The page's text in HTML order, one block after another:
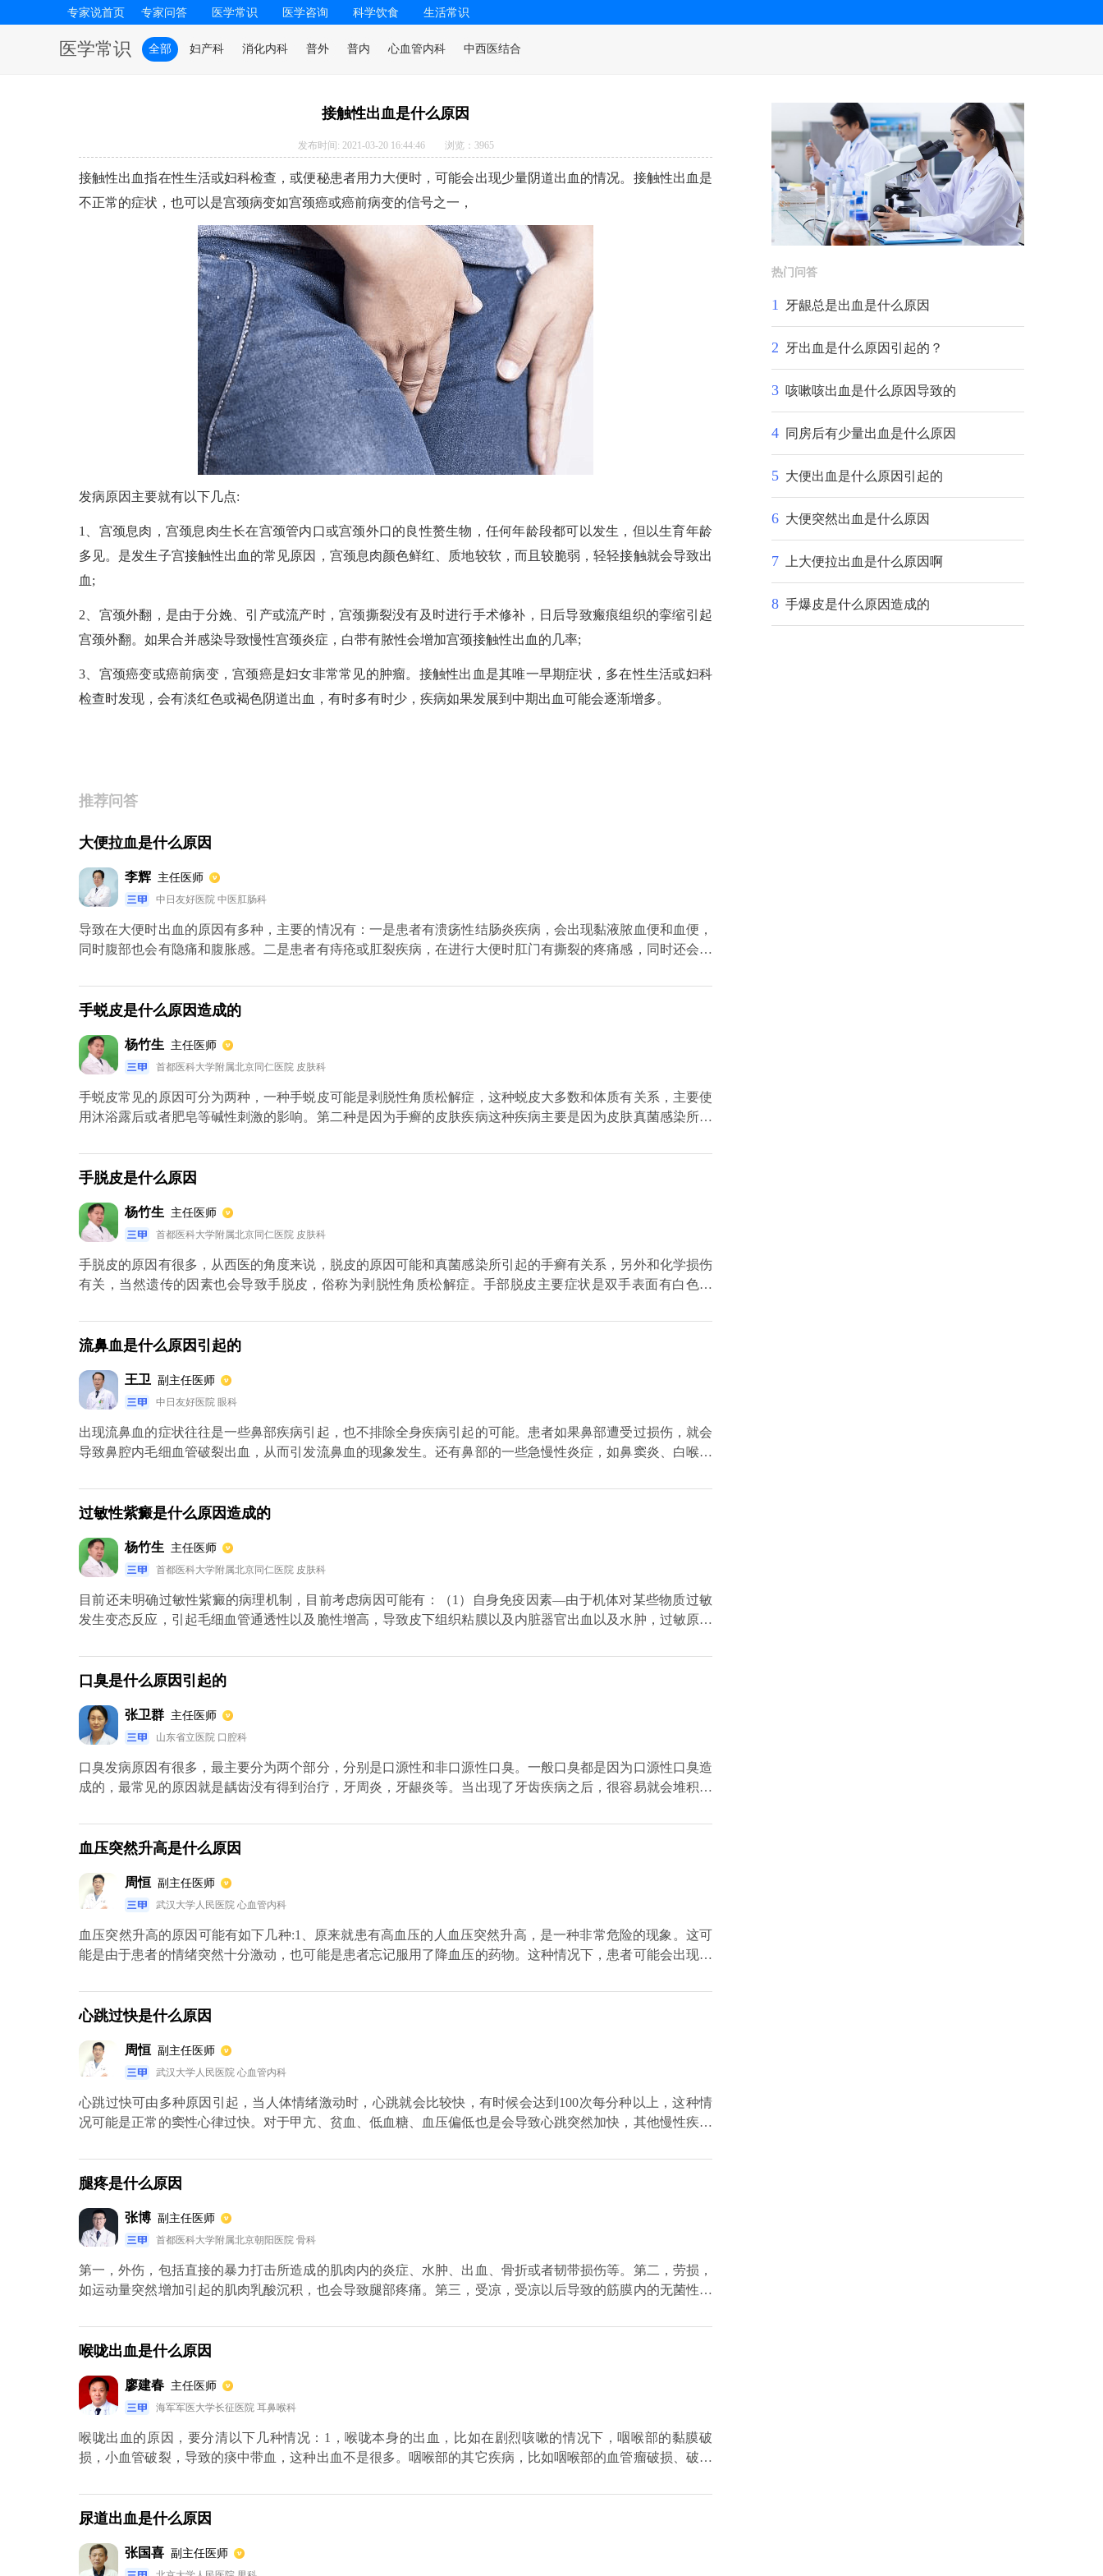
专家说首页 专家问答 医学常识 医学咨询 科学饮食 生活常识
医学常识 全部 妇产科 消化内科 普外 普内 心血管内科 中西医结合
接触性出血是什么原因
发布时间: 2021-03-20 16:44:46 浏览：3965
接触性出血指在性生活或妇科检查，或便秘患者用力大便时，可能会出现少量阴道出血的情况。接触性出血是
不正常的症状，也可以是宫颈病变如宫颈癌或癌前病变的信号之一，
发病原因主要就有以下几点:
1、宫颈息肉，宫颈息肉生长在宫颈管内口或宫颈外口的良性赘生物，任何年龄段都可以发生，但以生育年龄
多见。是发生子宫接触性出血的常见原因，宫颈息肉颜色鲜红、质地较软，而且较脆弱，轻轻接触就会导致出
血;
2、宫颈外翻，是由于分娩、引产或流产时，宫颈撕裂没有及时进行手术修补，日后导致瘢痕组织的挛缩引起
宫颈外翻。如果合并感染导致慢性宫颈炎症，白带有脓性会增加宫颈接触性出血的几率;
3、宫颈癌变或癌前病变，宫颈癌是妇女非常常见的肿瘤。接触性出血是其唯一早期症状，多在性生活或妇科
检查时发现，会有淡红色或褐色阴道出血，有时多有时少，疾病如果发展到中期出血可能会逐渐增多。
推荐问答
大便拉血是什么原因
李辉 主任医师
中日友好医院 中医肛肠科
导致在大便时出血的原因有多种，主要的情况有：一是患者有溃疡性结肠炎疾病，会出现黏液脓血便和血便，
同时腹部也会有隐痛和腹胀感。二是患者有痔疮或肛裂疾病，在进行大便时肛门有撕裂的疼痛感，同时还会有
有克罗恩疾病，这种疾病的表现与溃疡性结肠炎相似，可以通过做电子结肠镜和结肠镜下病理活检，来具体明
确疾因。另外还有一种情况，当消化性溃疡和胃底食管静脉曲张现象时，会出大量的血，从而在大便中也会有
手蜕皮是什么原因造成的
杨竹生 主任医师
首都医科大学附属北京同仁医院 皮肤科
手蜕皮常见的原因可分为两种，一种手蜕皮可能是剥脱性角质松解症，这种蜕皮大多数和体质有关系，主要使
用沐浴露后或者肥皂等碱性刺激的影响。第二种是因为手癣的皮肤疾病这种疾病主要是因为皮肤真菌感染所引
性角质松解症，可以外用芦荟胶、尿素维E乳膏等保湿品。如果是手癣的疾病，应该使用抗真菌的药物治疗，
比如外用酮康唑乳膏。
手脱皮是什么原因
杨竹生 主任医师
首都医科大学附属北京同仁医院 皮肤科
手脱皮的原因有很多，从西医的角度来说，脱皮的原因可能和真菌感染所引起的手癣有关系，另外和化学损伤
有关，当然遗传的因素也会导致手脱皮，俗称为剥脱性角质松解症。手部脱皮主要症状是双手表面有白色皮
刺激性的化学用品。如果是因为手癣所引起，这种首选会蔓延到双手和手掌，会出现红斑，炎症瘙痒会比较明
显，手癣应该在医生的指导下对症治疗。
流鼻血是什么原因引起的
王卫 副主任医师
中日友好医院 眼科
出现流鼻血的症状往往是一些鼻部疾病引起，也不排除全身疾病引起的可能。患者如果鼻部遭受过损伤，就会
导致鼻腔内毛细血管破裂出血，从而引发流鼻血的现象发生。还有鼻部的一些急慢性炎症，如鼻窦炎、白喉、
致流鼻血现象的发生。另外，一些出血性疾病或血液病也容易导致流鼻血现象的发生，如血小板减少性紫癜、
血液病以及维生素缺乏等症状都会导致出血。
过敏性紫癜是什么原因造成的
杨竹生 主任医师
首都医科大学附属北京同仁医院 皮肤科
目前还未明确过敏性紫癜的病理机制，目前考虑病因可能有：（1）自身免疫因素—由于机体对某些物质过敏
发生变态反应，引起毛细血管通透性以及脆性增高，导致皮下组织粘膜以及内脏器官出血以及水肿，过敏原可
次为溶血性链球菌、金黄色葡萄球菌、伤寒杆菌、结核杆菌、肺炎球菌等。呼吸道感染较常见。病毒感染，有
流感病毒、麻疹病毒、疱疹病毒、肝炎病毒等。寄生虫感染，主要有蛔虫感染，血吸虫感染等。（3）其他因
口臭是什么原因引起的
张卫群 主任医师
山东省立医院 口腔科
口臭发病原因有很多，最主要分为两个部分，分别是口源性和非口源性口臭。一般口臭都是因为口源性口臭造
成的，最常见的原因就是龋齿没有得到治疗，牙周炎，牙龈炎等。当出现了牙齿疾病之后，很容易就会堆积许
牙石等症状，等到发酵后会发生氨类物质，从而散发出臭味。如果是非口源性的口臭，通常是由于胃肠道疾
病，比如消化性溃疡等，都会引发口臭的现象。
血压突然升高是什么原因
周恒 副主任医师
武汉大学人民医院 心血管内科
血压突然升高的原因可能有如下几种:1、原来就患有高血压的人血压突然升高，是一种非常危险的现象。这可
能是由于患者的情绪突然十分激动，也可能是患者忘记服用了降血压的药物。这种情况下，患者可能会出现呕
患者身上。可能是由于某种疾病激发的，例如急性肾小球肾炎。在这种情况下，患者可能会出现剧烈的头疼、
呕吐，并且会突然心跳加快，脸色苍白。这两种情况都必须要引起重视。
心跳过快是什么原因
周恒 副主任医师
武汉大学人民医院 心血管内科
心跳过快可由多种原因引起，当人体情绪激动时，心跳就会比较快，有时候会达到100次每分种以上，这种情
况可能是正常的窦性心律过快。对于甲亢、贫血、低血糖、血压偏低也是会导致心跳突然加快，其他慢性疾病
腿疼是什么原因
张博 副主任医师
首都医科大学附属北京朝阳医院 骨科
第一，外伤，包括直接的暴力打击所造成的肌肉内的炎症、水肿、出血、骨折或者韧带损伤等。第二，劳损，
如运动量突然增加引起的肌肉乳酸沉积，也会导致腿部疼痛。第三，受凉，受凉以后导致的筋膜内的无菌性的
或者是动脉炎等，也可以有腿疼的现象。第六，还有就是骨质疏松，内分泌因素引起的骨质疏松症也可表现为
腿痛。第七，其他神经系统疾病，如腰椎间盘突出、坐骨神经肝炎等疾病会在神经支配的区域产生疼痛症状。
喉咙出血是什么原因
廖建春 主任医师
海军军医大学长征医院 耳鼻喉科
喉咙出血的原因，要分清以下几种情况：1，喉咙本身的出血，比如在剧烈咳嗽的情况下，咽喉部的黏膜破
损，小血管破裂，导致的痰中带血，这种出血不是很多。咽喉部的其它疾病，比如咽喉部的血管瘤破损、破裂
中排出，也会误以为是喉咙的出血。剧烈咳嗽、支气管肺部的出血，也是通过咳嗽咯出血液，比如常见的肺结
核咯血。2，胃部的出血，胃部的出血和咽喉部的咳嗽咯出血是不同的，它主要是呕吐出血。出血主要是暗红
尿道出血是什么原因
张国喜 副主任医师
热门问答
1 牙龈总是出血是什么原因
2 牙出血是什么原因引起的？
3 咳嗽咳出血是什么原因导致的
4 同房后有少量出血是什么原因
5 大便出血是什么原因引起的
6 大便突然出血是什么原因
7 上大便拉出血是什么原因啊
8 手爆皮是什么原因造成的